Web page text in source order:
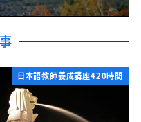
日本語教師養成講座420時間